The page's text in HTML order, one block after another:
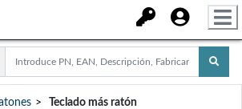
Teclado más ratón